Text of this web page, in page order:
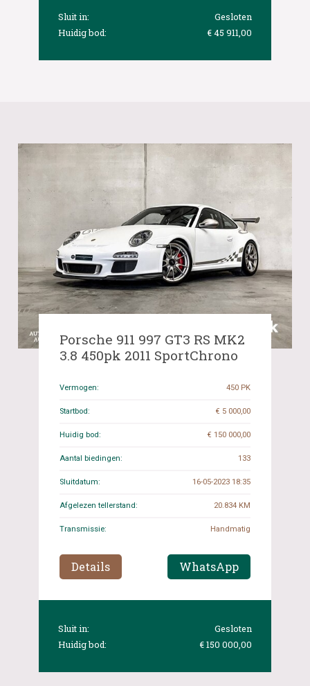
Sluit in:
Gesloten
Huidig bod:
€ 45 911,00
Porsche 911 997 GT3 RS MK2
3.8 450pk 2011 SportChrono
Vermogen: 450 PK
Startbod: € 5 000,00
Huidig bod: € 150 000,00
Aantal biedingen: 133
Sluitdatum: 16-05-2023 18:35
Afgelezen tellerstand: 20.834 KM
Transmissie: Handmatig
Details WhatsApp
Sluit in:
Gesloten
Huidig bod:
€ 150 000,00